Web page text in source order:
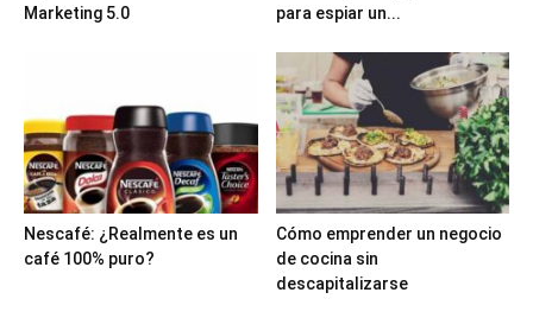
Marketing 5.0
para espiar un...
Nescafé: ¿Realmente es un
café 100% puro?
Cómo emprender un negocio
de cocina sin
descapitalizarse